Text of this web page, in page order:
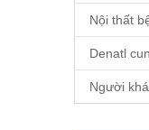
Nội thất
Denatl
Người